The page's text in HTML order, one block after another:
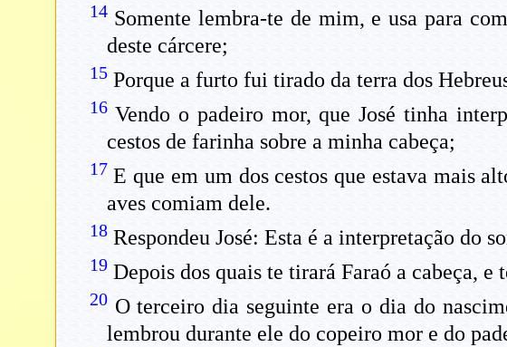
14 Somente lembra-te de mim, e usa para
deste cárcere;
15 Porque a furto fui tirado da terra dos
16 Vendo o padeiro mor, que José tinha
cestos de farinha sobre a minha cabeça;
17 E que em um dos cestos que estava mais
aves comiam dele.
18 Respondeu José: Esta é a interpretação do
19 Depois dos quais te tirará Faraó a cabeça, e
20 O terceiro dia seguinte era o dia do
lembrou durante ele do copeiro mor e do